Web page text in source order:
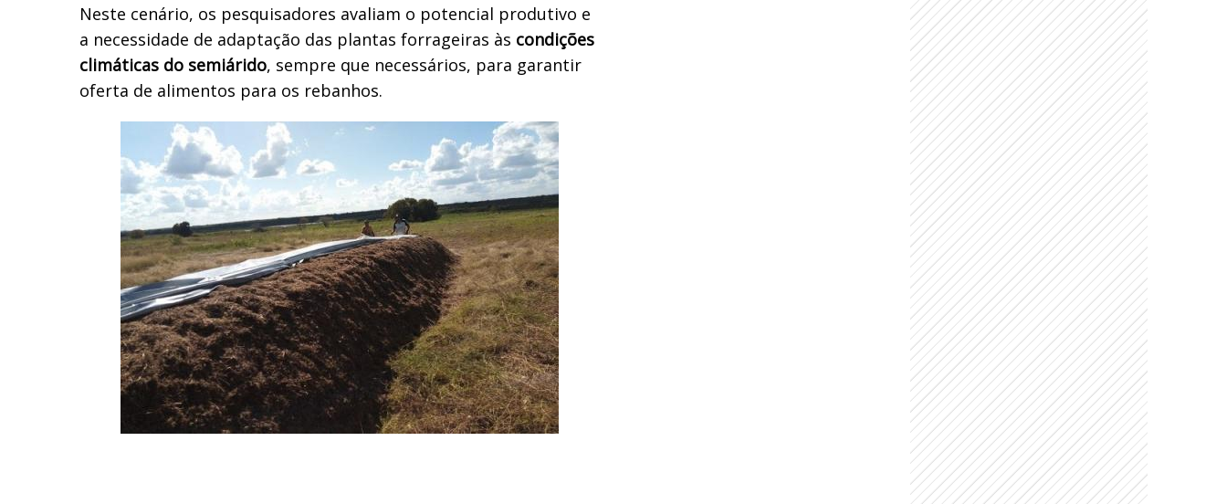
Neste cenário, os pesquisadores avaliam o potencial produtivo e
a necessidade de adaptação das plantas forrageiras às condições
climáticas do semiárido, sempre que necessários, para garantir
oferta de alimentos para os rebanhos.